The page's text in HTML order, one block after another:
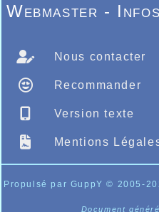
Webmaster - Infos
Nous contacter
Recommander
Version texte
Mentions
Propulsé par GuppY© 2005-
Document